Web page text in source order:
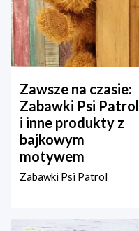
Zawsze na czasie:
Zabawki Psi Patrol
i inne produkty z
bajkowym
motywem
Zabawki Psi Patrol